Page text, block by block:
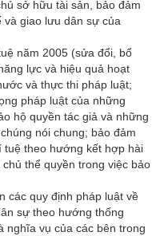
sở hữu tài sản, bảo đảm
và giao lưu dân sự của
năm 2005 (sửa đổi, bổ
lực và hiệu quả hoạt
và thực thi pháp luật;
pháp luật của những
hộ quyền tác giả và những
nói chung; bảo đảm
tuệ theo hướng kết hợp hài
thể quyền trong việc bảo
các quy định pháp luật về
sự theo hướng thống
nghĩa vụ của các bên trong